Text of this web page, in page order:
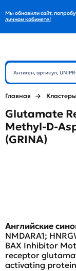
Мы обновили сайт,
личном кабинете!
Главная
Glutamate
Methyl-D-
(GRINA)
Английские
NMDARA1;
BAX Inhibitor
receptor
activating